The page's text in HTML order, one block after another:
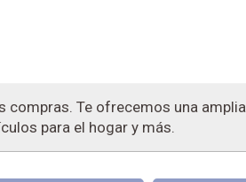
compras. Te ofrecemos una amplia
para el hogar y más.